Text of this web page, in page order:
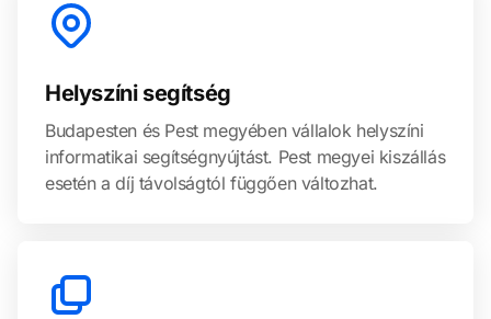
Helyszíni segítség
Budapesten és Pest megyében vállalok helyszíni
informatikai segítségnyújtást. Pest megyei kiszállás
esetén a díj távolságtól függően változhat.